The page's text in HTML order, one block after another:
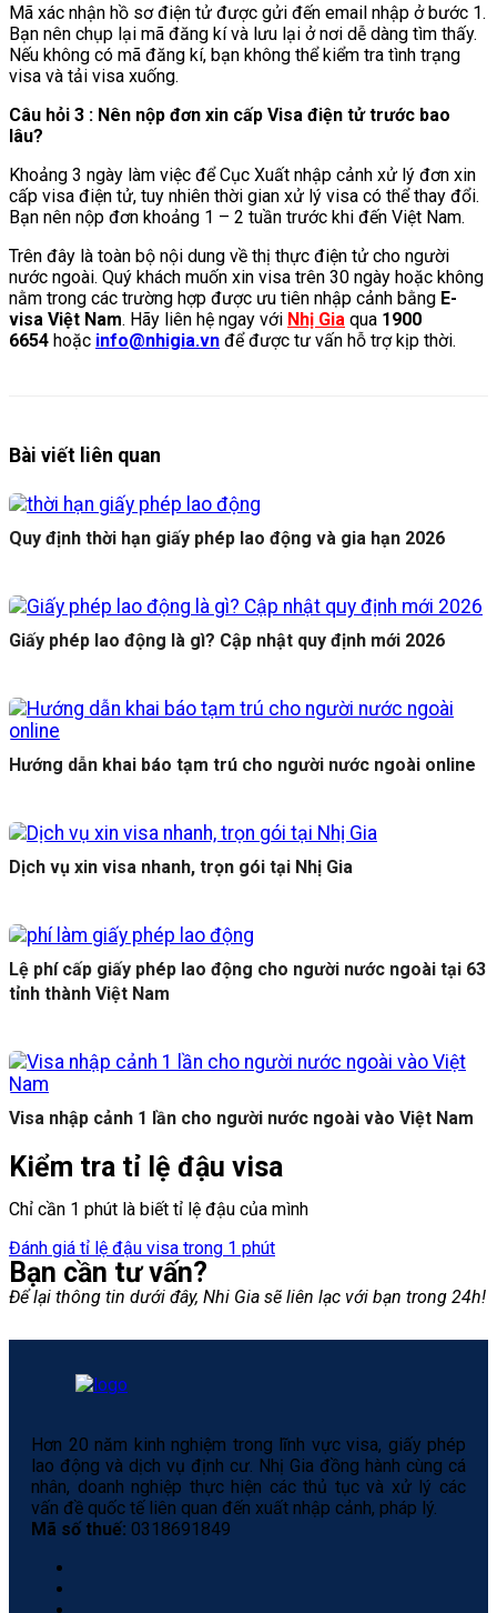
Mã xác nhận hồ sơ điện tử được gửi đến email nhập ở bước 1.
Bạn nên chụp lại mã đăng kí và lưu lại ở nơi dễ dàng tìm thấy.
Nếu không có mã đăng kí, bạn không thể kiểm tra tình trạng
visa và tải visa xuống.
Câu hỏi 3 : Nên nộp đơn xin cấp Visa điện tử trước bao
lâu?
Khoảng 3 ngày làm việc để Cục Xuất nhập cảnh xử lý đơn xin
cấp visa điện tử, tuy nhiên thời gian xử lý visa có thể thay đổi.
Bạn nên nộp đơn khoảng 1 – 2 tuần trước khi đến Việt Nam.
Trên đây là toàn bộ nội dung về thị thực điện tử cho người
nước ngoài. Quý khách muốn xin visa trên 30 ngày hoặc không
nằm trong các trường hợp được ưu tiên nhập cảnh bằng E-
visa Việt Nam. Hãy liên hệ ngay với Nhị Gia qua 1900
6654 hoặc info@nhigia.vn để được tư vấn hỗ trợ kịp thời.
Bài viết liên quan
Quy định thời hạn giấy phép lao động và gia hạn 2026
Giấy phép lao động là gì? Cập nhật quy định mới 2026
Hướng dẫn khai báo tạm trú cho người nước ngoài online
Dịch vụ xin visa nhanh, trọn gói tại Nhị Gia
Lệ phí cấp giấy phép lao động cho người nước ngoài tại 63
tỉnh thành Việt Nam
Visa nhập cảnh 1 lần cho người nước ngoài vào Việt Nam
Kiểm tra tỉ lệ đậu visa
Chỉ cần 1 phút là biết tỉ lệ đậu của mình
Đánh giá tỉ lệ đậu visa trong 1 phút
Bạn cần tư vấn?
Để lại thông tin dưới đây, Nhi Gia sẽ liên lạc với bạn trong 24h!
Hơn 20 năm kinh nghiệm trong lĩnh vực visa, giấy phép
lao động và dịch vụ định cư. Nhị Gia đồng hành cùng cá
nhân, doanh nghiệp thực hiện các thủ tục và xử lý các
vấn đề quốc tế liên quan đến xuất nhập cảnh, pháp lý.
Mã số thuế: 0318691849